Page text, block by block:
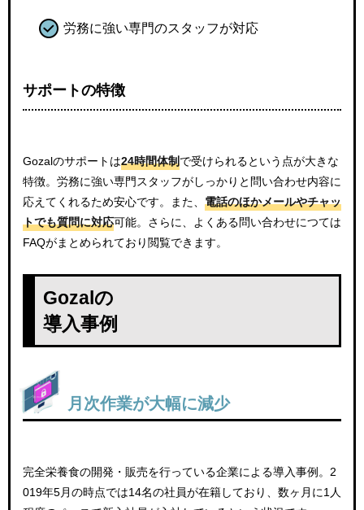
労務に強い専門のスタッフが対応
サポートの特徴
Gozalのサポートは24時間体制で受けられるという点が大きな
特徴。労務に強い専門スタッフがしっかりと問い合わせ内容に
応えてくれるため安心です。また、 電話のほかメールやチャッ
トでも質問に対応可能。さらに、よくある問い合わせにつては
FAQがまとめられており閲覧できます。
Gozalの
導入事例
月次作業が大幅に減少
完全栄養食の開発・販売を行っている企業による導入事例。2
019年5月の時点では14名の社員が在籍しており、数ヶ月に1人